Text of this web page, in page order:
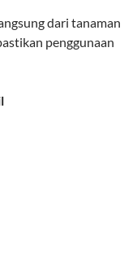
dari tanaman
penggunaan